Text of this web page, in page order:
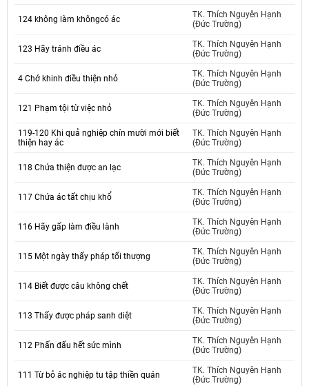
124 không làm khôngcó ác
TK. Thích Nguyên Hạnh
(Đức Trường)
123 Hãy tránh điều ác
TK. Thích Nguyên Hạnh
(Đức Trường)
4 Chớ khinh điều thiện nhỏ
TK. Thích Nguyên Hạnh
(Đức Trường)
121 Phạm tội từ việc nhỏ
TK. Thích Nguyên Hạnh
(Đức Trường)
119-120 Khi quả nghiệp chín mười mới biết
thiện hay ác
TK. Thích Nguyên Hạnh
(Đức Trường)
118 Chứa thiện được an lạc
TK. Thích Nguyên Hạnh
(Đức Trường)
117 Chứa ác tất chịu khổ
TK. Thích Nguyên Hạnh
(Đức Trường)
116 Hãy gấp làm điều lành
TK. Thích Nguyên Hạnh
(Đức Trường)
115 Một ngày thấy pháp tối thượng
TK. Thích Nguyên Hạnh
(Đức Trường)
114 Biết được câu không chết
TK. Thích Nguyên Hạnh
(Đức Trường)
113 Thấy được pháp sanh diệt
TK. Thích Nguyên Hạnh
(Đức Trường)
112 Phấn đấu hết sức mình
TK. Thích Nguyên Hạnh
(Đức Trường)
111 Từ bỏ ác nghiệp tu tập thiền quán
TK. Thích Nguyên Hạnh
(Đức Trường)